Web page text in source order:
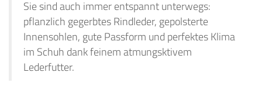
Sie sind auch immer entspannt unterwegs:
pflanzlich gegerbtes Rindleder, gepolsterte
Innensohlen, gute Passform und perfektes Klima
im Schuh dank feinem atmungsktivem
Lederfutter.